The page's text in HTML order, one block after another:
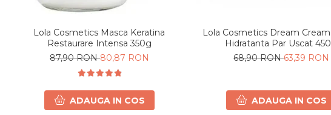
Lola Cosmetics Masca Keratina
Restaurare Intensa 350g
87,90 RON80,87 RON
ADAUGA IN COS
Lola Cosmetics Dream
Hidratanta Par Uscat
68,90 RON63,39 RON
ADAUGA IN COS